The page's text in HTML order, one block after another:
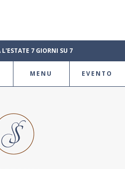
7 GIORNI SU 7
MENU EVENTO